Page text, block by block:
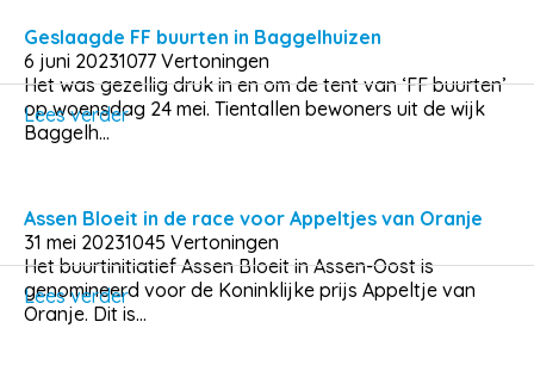
Wijkvernieuwing
Zoeken
Geslaagde FF buurten in Baggelhuizen
6 juni 20231077 Vertoningen
Het was gezellig druk in en om de tent van ‘FF buurten’
op woensdag 24 mei. Tientallen bewoners uit de wijk
Baggelh...
Lees verder
Assen Bloeit in de race voor Appeltjes van Oranje
31 mei 20231045 Vertoningen
Het buurtinitiatief Assen Bloeit in Assen-Oost is
genomineerd voor de Koninklijke prijs Appeltje van
Oranje. Dit is...
Lees verder